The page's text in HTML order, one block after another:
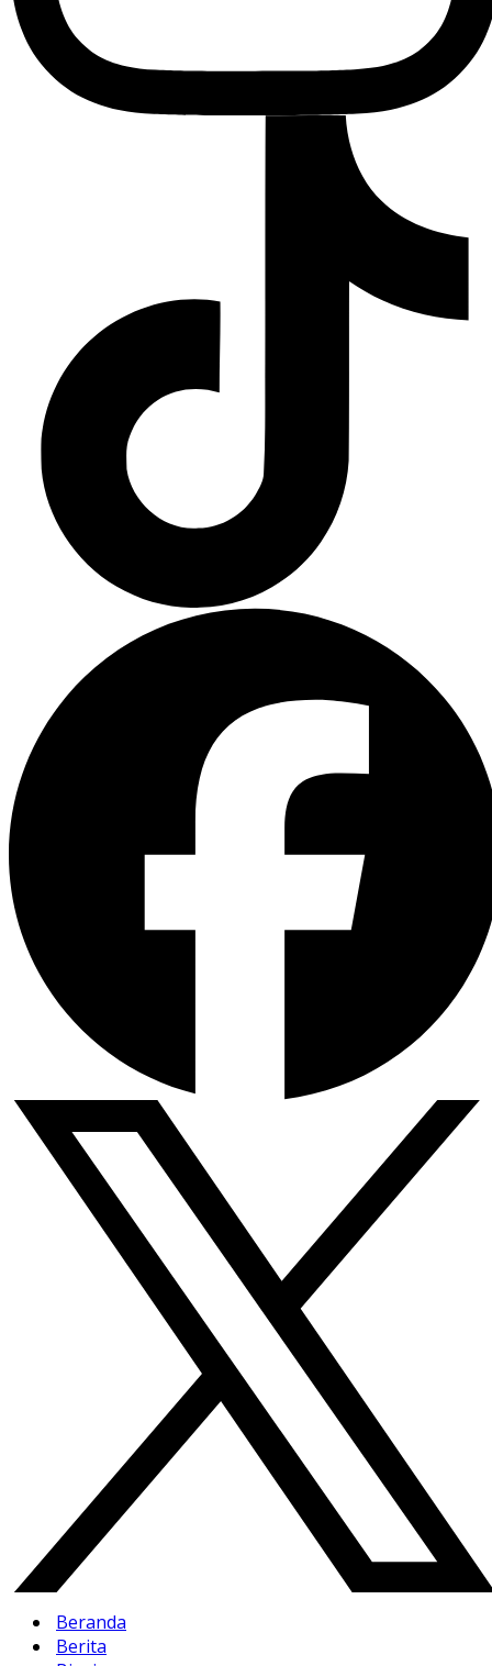
Beranda
Berita